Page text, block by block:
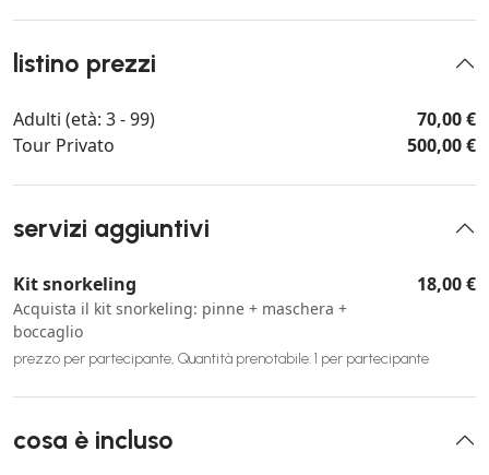
listino prezzi
Adulti (età: 3 - 99)
70,00 €
Tour Privato
500,00 €
servizi aggiuntivi
Kit snorkeling
Acquista il kit snorkeling: pinne + maschera +
boccaglio
18,00 €
prezzo per partecipante, Quantità prenotabile: 1 per partecipante
cosa è incluso